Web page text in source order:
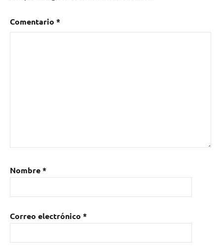
Comentario *
Nombre*
Correo electrónico *